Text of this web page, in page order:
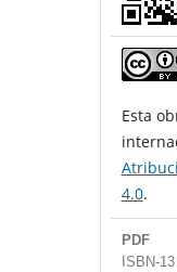
Esta
4.0.
PDF
ISBN-